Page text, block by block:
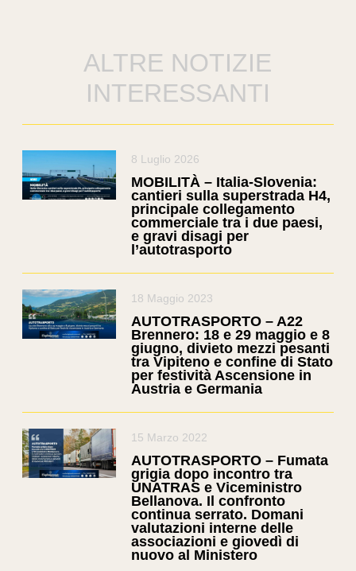
ALTRE NOTIZIE
INTERESSANTI
8 Luglio 2026
MOBILITÀ – Italia-Slovenia:
cantieri sulla superstrada H4,
principale collegamento
commerciale tra i due paesi,
e gravi disagi per
l’autotrasporto
18 Maggio 2023
AUTOTRASPORTO – A22
Brennero: 18 e 29 maggio e 8
giugno, divieto mezzi pesanti
tra Vipiteno e confine di Stato
per festività Ascensione in
Austria e Germania
15 Marzo 2022
AUTOTRASPORTO – Fumata
grigia dopo incontro tra
UNATRAS e Viceministro
Bellanova. Il confronto
continua serrato. Domani
valutazioni interne delle
associazioni e giovedì di
nuovo al Ministero